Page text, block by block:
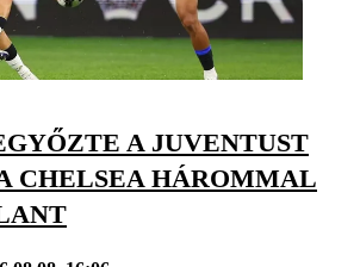
A JUVENTUST
CHELSEA HÁROMMAL